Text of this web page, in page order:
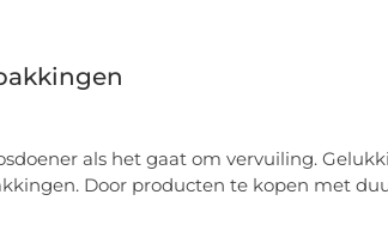
als het gaat om vervuiling.
Door producten te kopen met